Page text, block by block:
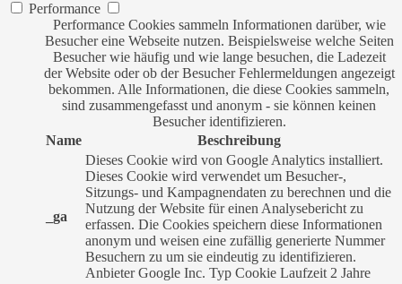
Performance
Performance Cookies sammeln Informationen darüber, wie
Besucher eine Webseite nutzen. Beispielsweise welche Seiten
Besucher wie häufig und wie lange besuchen, die Ladezeit
der Website oder ob der Besucher Fehlermeldungen angezeigt
bekommen. Alle Informationen, die diese Cookies sammeln,
sind zusammengefasst und anonym - sie können keinen
Besucher identifizieren.
Name
Beschreibung
_ga
Dieses Cookie wird von Google Analytics installiert.
Dieses Cookie wird verwendet um Besucher-,
Sitzungs- und Kampagnendaten zu berechnen und die
Nutzung der Website für einen Analysebericht zu
erfassen. Die Cookies speichern diese Informationen
anonym und weisen eine zufällig generierte Nummer
Besuchern zu um sie eindeutig zu identifizieren.
Anbieter Google Inc. Typ Cookie Laufzeit 2 Jahre